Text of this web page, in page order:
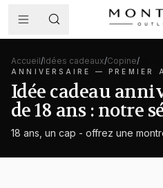
Accueil/Idées cadeaux/Copine/
ANNIVERSAIRE — PREMIER
Idée cadeau
de 18 ans : notre
18 ans, un cap - offrez une